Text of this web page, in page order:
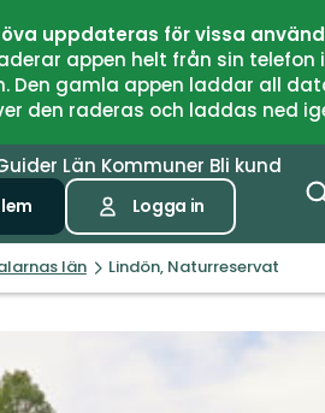
uppdateras för vissa
appen helt från sin
Den gamla appen laddar all
den raderas och laddas ned
Län Kommuner Bli kund
Logga in
län Lindön, Naturreservat